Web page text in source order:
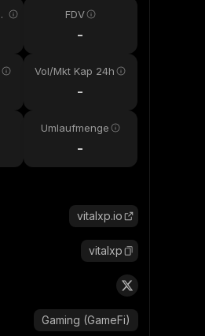
FDV
-
Vol/Mkt Kap 24h
-
Umlaufmenge
-
vitalxp.io
vitalxp
Gaming (GameFi)